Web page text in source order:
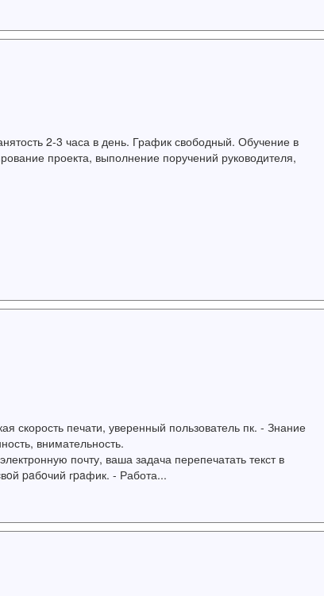
2-3 часа в день. График свободный. Обучение в
проекта, выполнение поручений руководителя,
скорость печати, уверенный пользователь пк. - Знание
внимательность.
почту, ваша задача перепечатать текст в
paбoчий гpaфик. - Работа...